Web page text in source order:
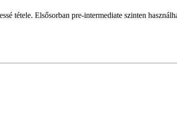
tétele. Elsősorban pre-intermediate szinten